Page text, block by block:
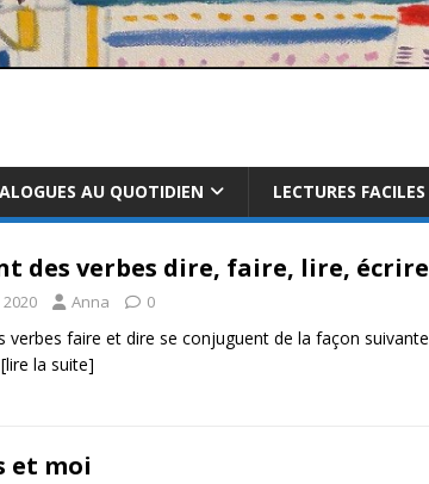
AU QUOTIDIEN LECTURES FACILES
des verbes dire, faire, lire, écrire
Anna 0
verbes faire et dire se conjuguent de la façon
[lire la suite]
et moi